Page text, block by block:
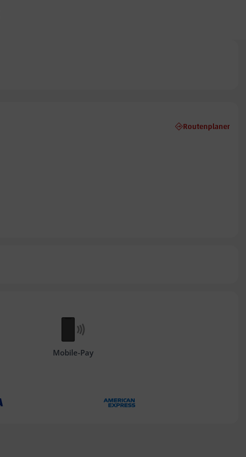
Routenplaner
Mobile-Pay